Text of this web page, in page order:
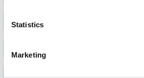
Statistics
Marketing
BLAND SELV SLIK